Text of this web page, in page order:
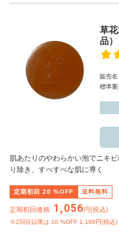
草
品）
販売
標準
肌あたりのやわらかい泡でニキ
り除き、すべすべな肌に導く
定期初回 20 %OFF 送料無料
定期初回価格: 1,056円(税込)
※2回目以降は 10 %OFF 1,188円(税込)